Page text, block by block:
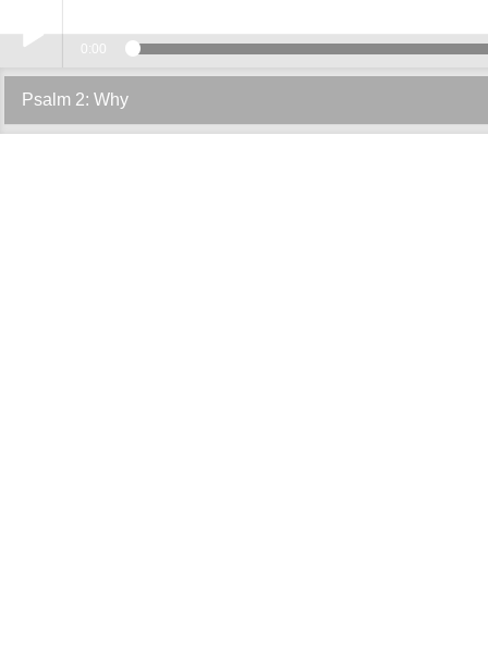
Play /
0:00
Psalm 2: Why